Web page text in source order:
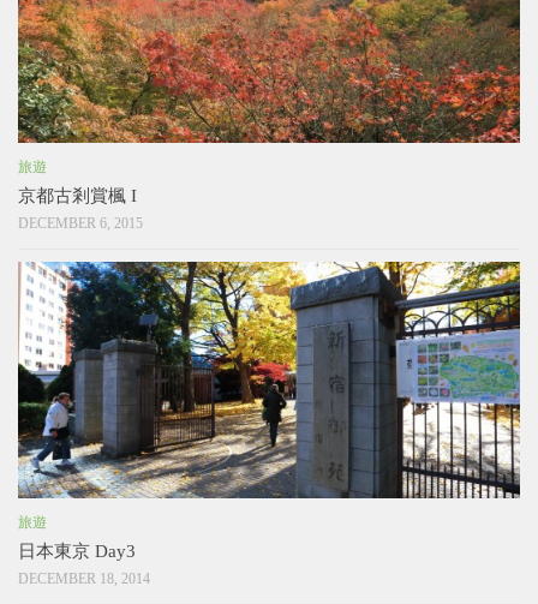
旅遊
京都古剎賞楓 I
DECEMBER 6, 2015
旅遊
日本東京 Day3
DECEMBER 18, 2014